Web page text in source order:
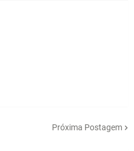
Próxima Postagem